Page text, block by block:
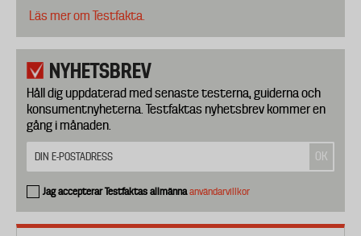
Läs mer om Testfakta.
NYHETSBREV
Håll dig uppdaterad med senaste testerna, guiderna och
konsumentnyheterna. Testfaktas nyhetsbrev kommer en
gång i månaden.
Jag accepterar Testfaktas allmännaanvändarvillkor